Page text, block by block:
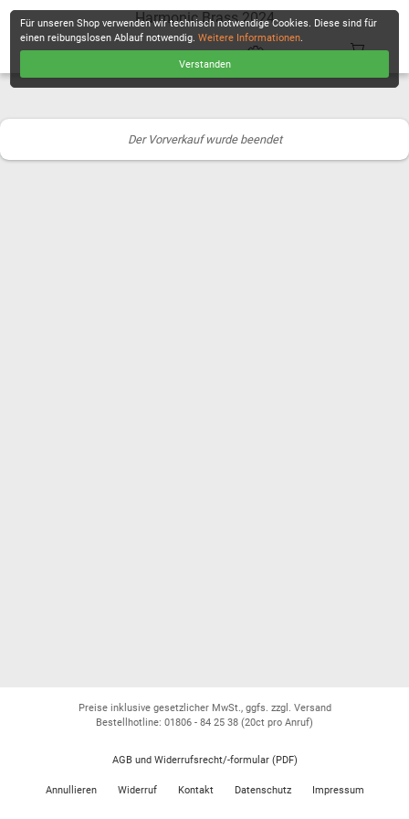
Harmonic Brass 2024
Der Vorverkauf wurde beendet
Für unseren Shop verwenden wir technisch notwendige Cookies. Diese sind für
einen reibungslosen Ablauf notwendig.Weitere Informationen.
Verstanden
Preise inklusive gesetzlicher MwSt., ggfs. zzgl. Versand
Bestellhotline: 01806 - 84 25 38 (20ct pro Anruf)
AGB und Widerrufsrecht/-formular (PDF)
Annullieren Widerruf Kontakt Datenschutz Impressum